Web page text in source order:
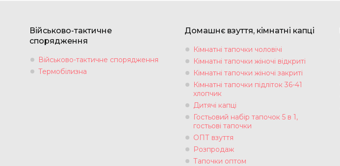
Військово-тактичне
спорядження
Військово-тактичне спорядження
Термобілизна
Домашнє взуття, кімнатні капці
Кімнатні тапочки чоловічі
Кімнатні тапочки жіночі відкриті
Кімнатні тапочки жіночі закриті
Кімнатні тапочки підліток 36-41
хлопчик
Дитячі капці
Гостьовий набір тапочок 5 в 1,
гостьові тапочки
ОПТ взуття
Розпродаж
Тапочки оптом